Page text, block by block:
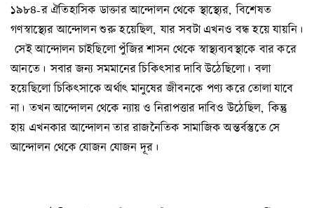
১৯৮৪-র ঐতিহাসিক ডাক্তার আন্দোলন থেকে স্থাস্থ্যের, বিশেষত
গণস্বাস্থ্যের আন্দোলন শুরু হয়েছিল, যার সবটা এখনও বন্ধ হয়ে যায়নি।
সেই আন্দোলন চাইছিলো পুঁজির শাসন থেকে স্বাস্থ্যব্যবস্থাকে বার করে
আনতে। সবার জন্য সমমানের চিকিৎসার দাবি উঠেছিলো। বলা
হয়েছিলো চিকিৎসাকে অর্থাৎ মানুষের জীবনকে পণ্য করে তোলা যাবে
না। তখন আন্দোলন থেকে ন্যায় ও নিরাপত্তার দাবিও উঠেছিল, কিন্তু
হায় এখনকার আন্দোলন তার রাজনৈতিক সামাজিক অন্তর্বস্তুতে সে
আন্দোলন থেকে যোজন যোজন দূর।